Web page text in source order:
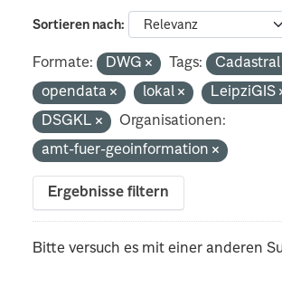
Sortieren nach
Formate: DWG Tags:
opendata
lokal
LeipziGIS
DSGKL
Organisationen:
amt-fuer-geoinformation
Ergebnisse filtern
Bitte versuch es mit einer anderen